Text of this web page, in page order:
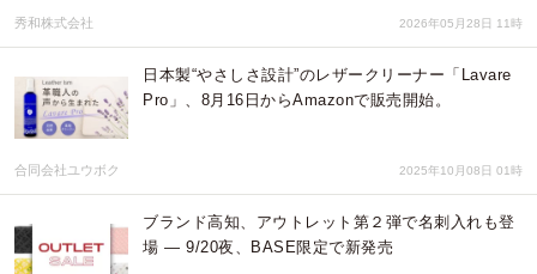
秀和株式会社 2026年05月28日 11時
日本製“やさしさ設計”のレザークリーナー「Lavare
Pro」、8月16日からAmazonで販売開始。
合同会社ユウボク 2025年10月08日 01時
ブランド高知、アウトレット第２弾で名刺入れも登
場 ― 9/20夜、BASE限定で新発売